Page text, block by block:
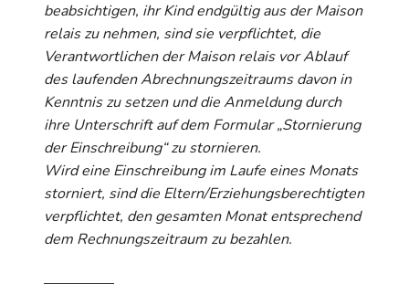
beabsichtigen, ihr Kind endgültig aus der Maison
relais zu nehmen, sind sie verpflichtet, die
Verantwortlichen der Maison relais vor Ablauf
des laufenden Abrechnungszeitraums davon in
Kenntnis zu setzen und die Anmeldung durch
ihre Unterschrift auf dem Formular „Stornierung
der Einschreibung“ zu stornieren.
Wird eine Einschreibung im Laufe eines Monats
storniert, sind die Eltern/Erziehungsberechtigten
verpflichtet, den gesamten Monat entsprechend
dem Rechnungszeitraum zu bezahlen.